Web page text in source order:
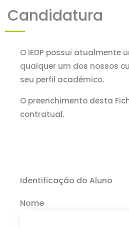
Candidatura
O IEDP possui
qualquer um dos nossos
seu perfil académico.
O preenchimento desta
contratual.
Identificação do Aluno
Nome